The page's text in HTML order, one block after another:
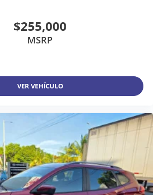
$255,000
MSRP
VER VEHÍCULO